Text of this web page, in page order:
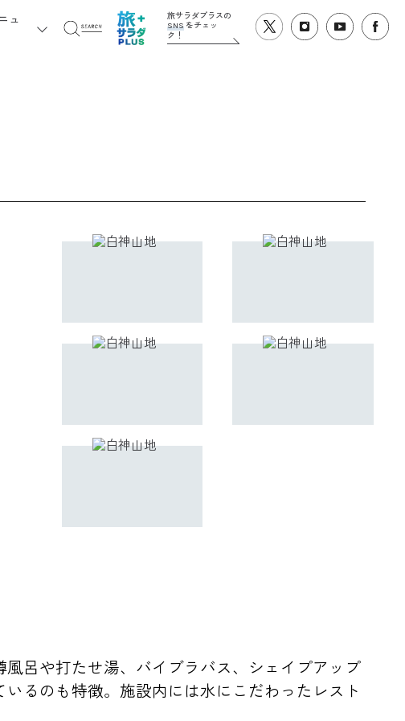
ュ
旅サラダプラスの
SNSをチェッ
ク！
呂や打たせ湯、バイブラバス、シェイプアップ
るのも特徴。施設内には水にこだわったレスト